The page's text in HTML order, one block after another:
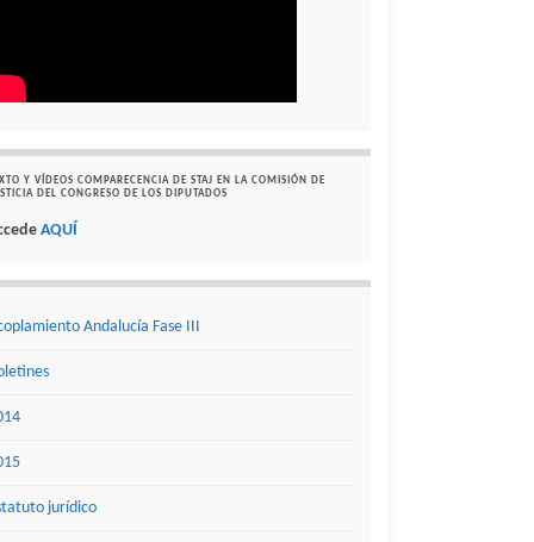
Y VÍDEOS COMPARECENCIA DE STAJ EN LA COMISIÓN DE
DEL CONGRESO DE LOS DIPUTADOS
AQUÍ
Andalucía Fase III
jurídico